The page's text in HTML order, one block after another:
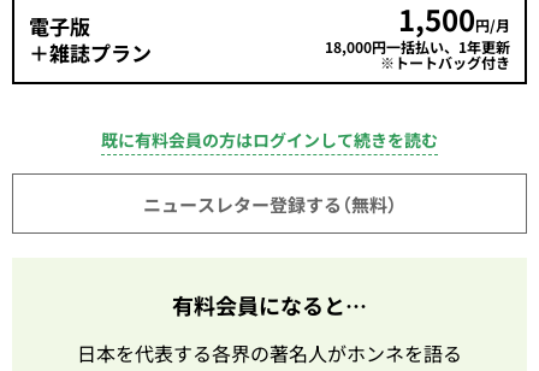
電子版
＋雑誌プラン
1,500円/月
18,000円一括払い、1年更新
※トートバッグ付き
既に有料会員の方はログインして続きを読む
ニュースレター登録する（無料）
有料会員になると…
日本を代表する各界の著名人がホンネを語る